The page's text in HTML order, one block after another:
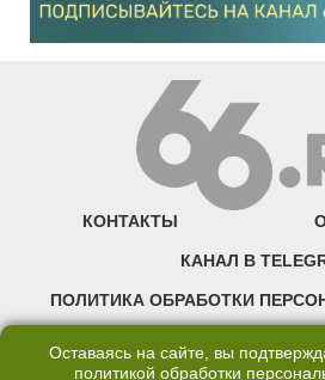
КОНТАКТЫ
КАНАЛ В
ПОЛИТИКА ОБРАБОТКИ
Оставаясь на сайте, вы
политикой обработки